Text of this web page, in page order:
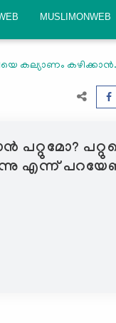
MUSLIMONWEB
കല്യാണം
പറ്റുമോ?
എന്ന്